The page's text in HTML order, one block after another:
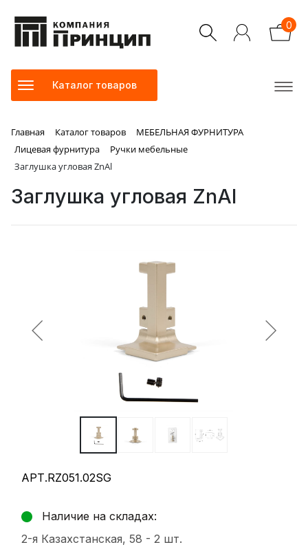
0
Каталог товаров
Главная Каталог товаров
МЕБЕЛЬНАЯ ФУРНИТУРА
Лицевая фурнитура
Ручки мебельные
Заглушка угловая ZnAl
Заглушка угловая ZnAl
АРТ.RZ051.02SG
Наличие на складах:
2-я Казахстанская, 58 - 2 шт.